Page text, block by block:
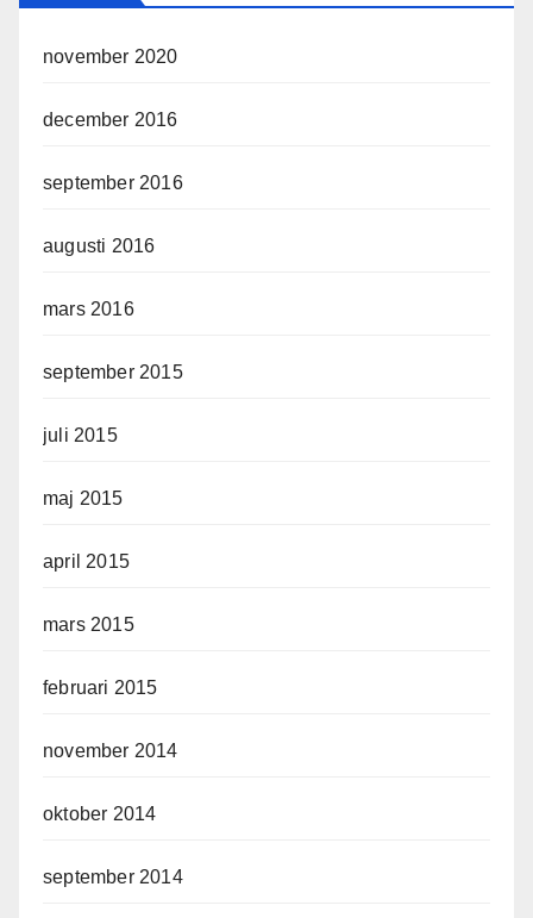
november 2020
december 2016
september 2016
augusti 2016
mars 2016
september 2015
juli 2015
maj 2015
april 2015
mars 2015
februari 2015
november 2014
oktober 2014
september 2014